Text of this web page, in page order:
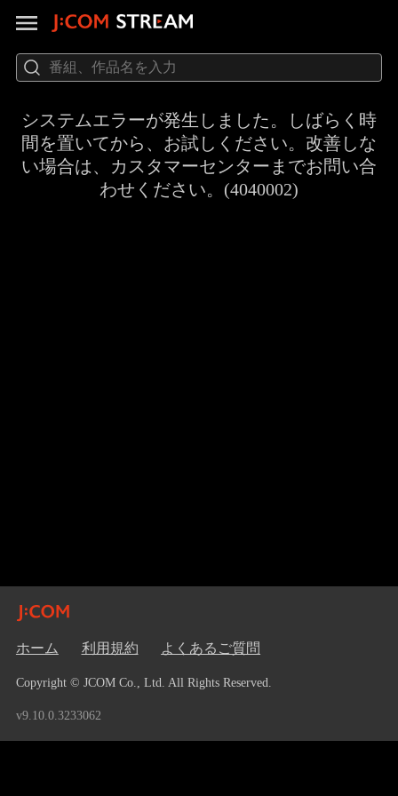
システムエラーが発生しました。しばらく時
間を置いてから、お試しください。改善しな
い場合は、カスタマーセンターまでお問い合
わせください。(4040002)
ホーム 利用規約 よくあるご質問
Copyright © JCOM Co., Ltd. All Rights Reserved.
v9.10.0.3233062